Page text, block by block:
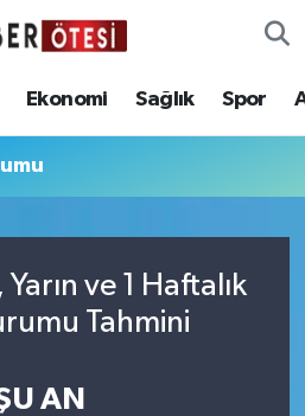
Ekonomi Sağlık Spor
ve 1 Haftalık
Tahmini
AN
Haritası
ve Fikstür